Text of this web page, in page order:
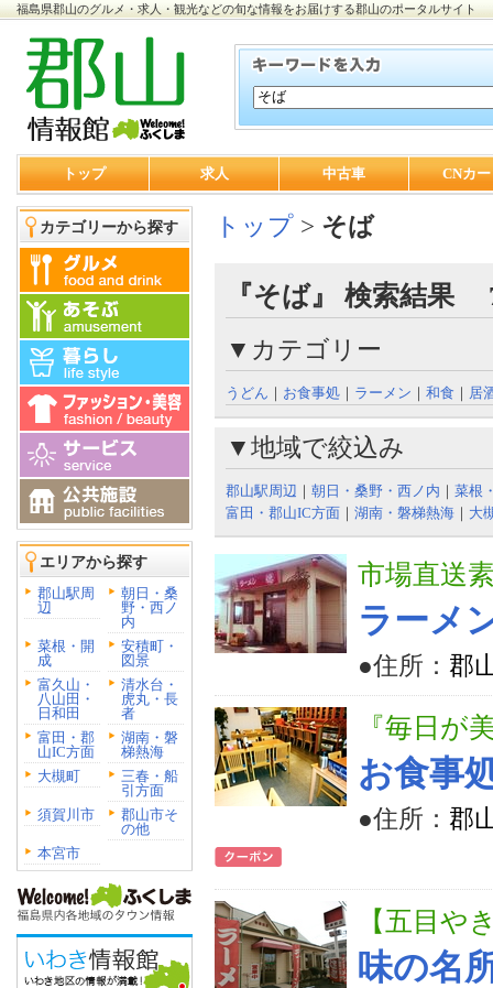
福島県郡山のグルメ・求人・観光などの旬な情報をお届けする郡山のポータルサイト
トップ 求人 中古車 CNカ
カテゴリーから探す
エリアから探す
郡山駅周
辺
朝日・桑
野・西ノ
内
菜根・開
成
安積町・
図景
富久山・
八山田・
日和田
清水台・
虎丸・長
者
富田・郡
山IC方面
湖南・磐
梯熱海
大槻町
三春・船
引方面
須賀川市
郡山市そ
の他
本宮市
トップ > そば
『そば』 検索結果
▼カテゴリー
うどん ｜ お食事処 ｜ ラーメン ｜ 和食 ｜ 居
▼地域で絞込み
郡山駅周辺 ｜ 朝日・桑野・西ノ内 ｜ 菜根
富田・郡山IC方面 ｜ 湖南・磐梯熱海 ｜ 大
市場直送
ラーメ
●住所： 郡
『毎日が
お食事
●住所： 郡
【五目や
味の名